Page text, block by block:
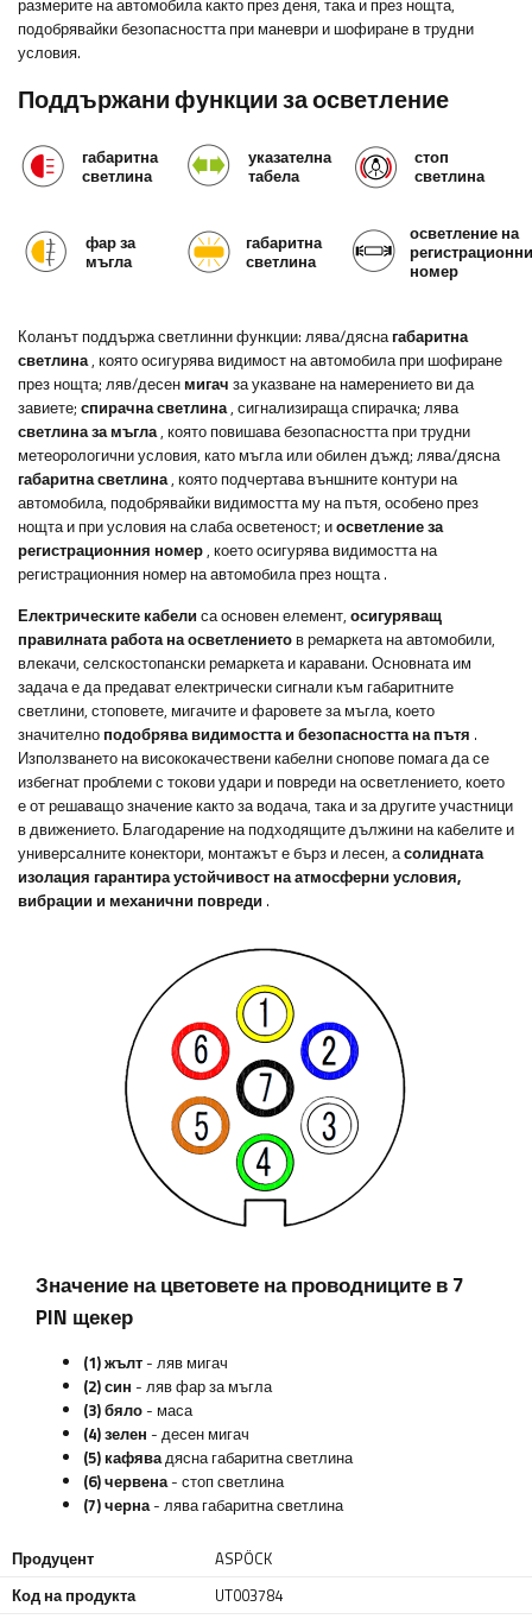
размерите на автомобила както през деня, така и през нощта,
подобрявайки безопасността при маневри и шофиране в трудни
условия.
Поддържани функции за осветление
габаритна
светлина
указателна
табела
стоп
светлина
фар за
мъгла
габаритна
светлина
осветление на
номер
Коланът поддържа светлинни функции: лява/дяснагабаритна
светлина, която осигурява видимост на автомобила при шофиране
през нощта; ляв/десен мигач за указване на намерението ви да
завиете; спирачна светлина, сигнализираща спирачка; лява
светлина за мъгла, която повишава безопасността при трудни
метеорологични условия, като мъгла или обилен дъжд; лява/дясна
габаритна светлина, която подчертава външните контури на
автомобила, подобрявайки видимостта му на пътя, особено през
нощта и при условия на слаба осветеност; иосветление за
регистрационния номер, което осигурява видимостта на
регистрационния номер на автомобила през нощта.
Електрическите кабели са основен елемент, осигуряващ
правилната работа на осветлението в ремаркета на автомобили,
влекачи, селскостопански ремаркета и каравани. Основната им
задача е да предават електрически сигнали към габаритните
светлини, стоповете, мигачите и фаровете за мъгла, което
значително подобрява видимостта и безопасността на пътя .
Използването на висококачествени кабелни снопове помага да се
избегнат проблеми с токови удари и повреди на осветлението, което
е от решаващо значение както за водача, така и за другите участници
в движението. Благодарение на подходящите дължини на кабелите и
универсалните конектори, монтажът е бърз и лесен, асолидната
изолация гарантира устойчивост на атмосферни условия,
вибрации и механични повреди .
Значение на цветовете на проводниците в 7
PIN щекер
(1) жълт - ляв мигач
(2) син - ляв фар за мъгла
(3) бяло - маса
(4) зелен - десен мигач
(5) кафявадясна габаритна светлина
(6) червена- стоп светлина
(7) черна- лява габаритна светлина
Продуцент
ASPÖCK
Код на продукта
UT003784